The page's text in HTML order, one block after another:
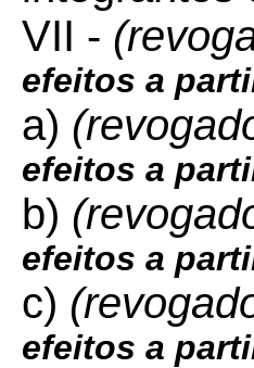
VII -
efeitos a
a)
efeitos a
b)
efeitos a
c)
efeitos a